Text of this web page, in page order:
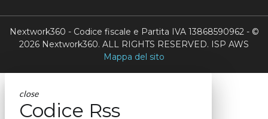
Nextwork360 - Codice fiscale e Partita IVA 13868590962 - ©
2026 Nextwork360. ALL RIGHTS RESERVED. ISP AWS
Mappa del sito
close
Codice Rss